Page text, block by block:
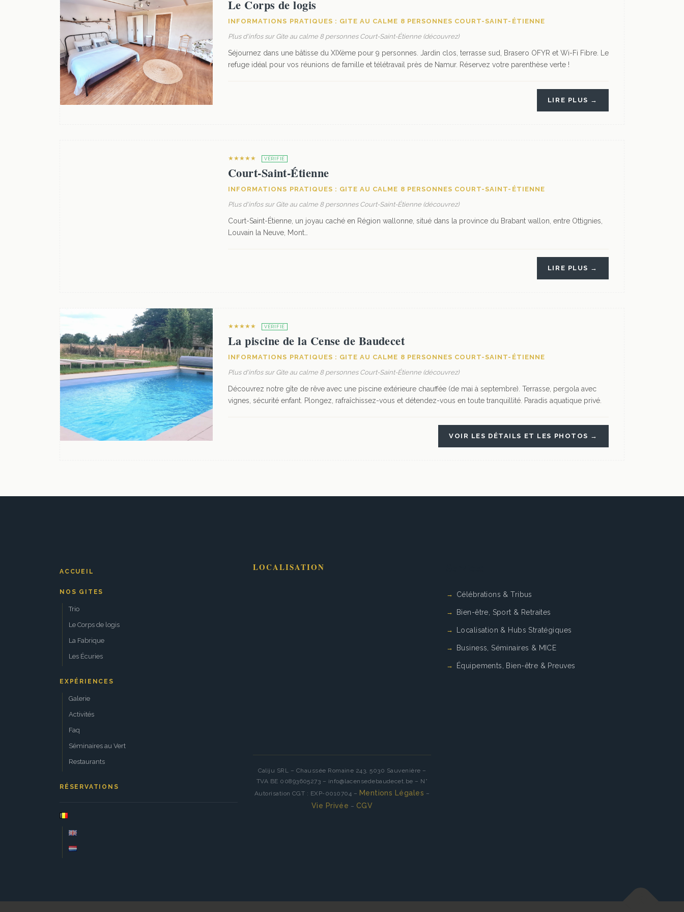
Le Corps de logis
INFORMATIONS PRATIQUES : GITE AU CALME 8 PERSONNES COURT-SAINT-ÉTIENNE
Plus d'infos sur Gite au calme 8 personnes Court-Saint-Étienne (découvrez)
Séjournez dans une bâtisse du XIXème pour 9 personnes. Jardin clos, terrasse sud, Brasero OFYR et Wi-Fi Fibre. Le
refuge idéal pour vos réunions de famille et télétravail près de Namur. Réservez votre parenthèse verte !
LIRE PLUS →
★★★★★ VÉRIFIÉ
Court-Saint-Étienne
INFORMATIONS PRATIQUES : GITE AU CALME 8 PERSONNES COURT-SAINT-ÉTIENNE
Plus d'infos sur Gite au calme 8 personnes Court-Saint-Étienne (découvrez)
Court-Saint-Étienne, un joyau caché en Région wallonne, situé dans la province du Brabant wallon, entre Ottignies,
Louvain la Neuve, Mont…
LIRE PLUS →
★★★★★ VÉRIFIÉ
La piscine de la Cense de Baudecet
INFORMATIONS PRATIQUES : GITE AU CALME 8 PERSONNES COURT-SAINT-ÉTIENNE
Plus d'infos sur Gite au calme 8 personnes Court-Saint-Étienne (découvrez)
Découvrez notre gîte de rêve avec une piscine extérieure chauffée (de mai à septembre). Terrasse, pergola avec
vignes, sécurité enfant. Plongez, rafraîchissez-vous et détendez-vous en toute tranquillité. Paradis aquatique privé.
VOIR LES DÉTAILS ET LES PHOTOS →
ACCUEIL
NOS GITES
Trio
Le Corps de logis
La Fabrique
Les Écuries
EXPÉRIENCES
Galerie
Activités
Faq
Séminaires au Vert
Restaurants
RÉSERVATIONS
LOCALISATION
Caliju SRL – Chaussée Romaine 243, 5030 Sauvenière –
TVA BE 00893605273 – info@lacensedebaudecet.be – N°
Autorisation CGT : EXP-0010704 – Mentions Légales –
Vie Privée – CGV
Célébrations & Tribus
Bien-être, Sport & Retraites
Localisation & Hubs Stratégiques
Business, Séminaires & MICE
Équipements, Bien-être & Preuves